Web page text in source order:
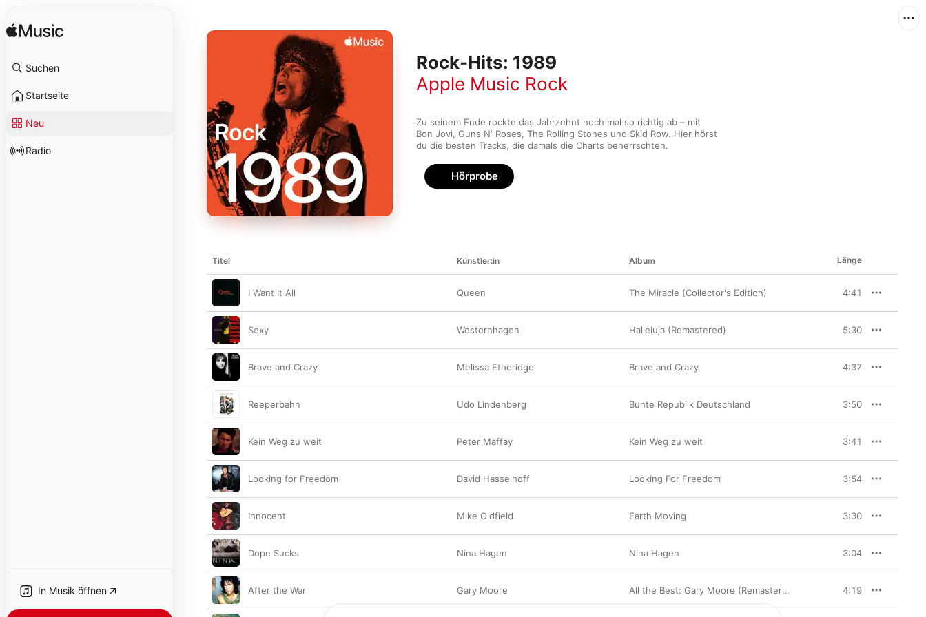
Suchen
Startseite
Neu
Radio
In Musik öffnen
Rock-Hits: 1989
Apple Music Rock
Zu seinem Ende rockte das Jahrzehnt noch mal so richtig ab – mit
Bon Jovi, Guns N' Roses, The Rolling Stones und Skid Row. Hier hörst
du die besten Tracks, die damals die Charts beherrschten.
Hörprobe
Titel Künstler:in Album Länge
I Want It All Queen The Miracle (Collector's Edition) 4:41
Sexy Westernhagen Halleluja (Remastered) 5:30
Brave and Crazy Melissa Etheridge Brave and Crazy 4:37
Reeperbahn Udo Lindenberg Bunte Republik Deutschland 3:50
Kein Weg zu weit Peter Maffay Kein Weg zu weit 3:41
Looking for Freedom David Hasselhoff Looking For Freedom 3:54
Innocent Mike Oldfield Earth Moving 3:30
Dope Sucks Nina Hagen Nina Hagen 3:04
After the War Gary Moore All the Best: Gary Moore (Remastered) 4:19